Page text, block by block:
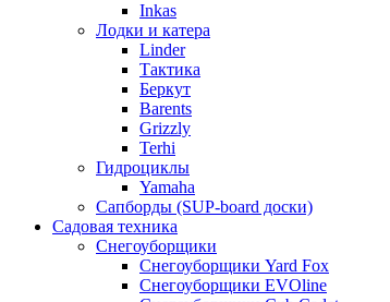
Inkas
Лодки и катера
Linder
Тактика
Беркут
Barents
Grizzly
Terhi
Гидроциклы
Yamaha
Сапборды (SUP-board доски)
Садовая техника
Снегоуборщики
Снегоуборщики Yard Fox
Снегоуборщики EVOline